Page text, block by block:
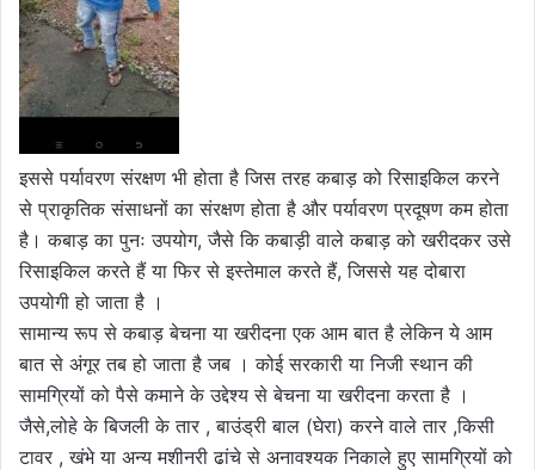
इससे पर्यावरण संरक्षण भी होता है जिस तरह कबाड़ को रिसाइकिल करने
से प्राकृतिक संसाधनों का संरक्षण होता है और पर्यावरण प्रदूषण कम होता
है। कबाड़ का पुनः उपयोग, जैसे कि कबाड़ी वाले कबाड़ को खरीदकर उसे
रिसाइकिल करते हैं या फिर से इस्तेमाल करते हैं, जिससे यह दोबारा
उपयोगी हो जाता है ।
सामान्य रूप से कबाड़ बेचना या खरीदना एक आम बात है लेकिन ये आम
बात से अंगूर तब हो जाता है जब । कोई सरकारी या निजी स्थान की
सामग्रियों को पैसे कमाने के उद्देश्य से बेचना या खरीदना करता है ।
जैसे,लोहे के बिजली के तार , बाउंड्री बाल (घेरा) करने वाले तार ,किसी
टावर , खंभे या अन्य मशीनरी ढांचे से अनावश्यक निकाले हुए सामग्रियों को